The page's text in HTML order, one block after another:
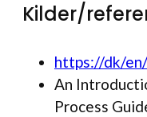
Kilder/
https://dk/
An
Process